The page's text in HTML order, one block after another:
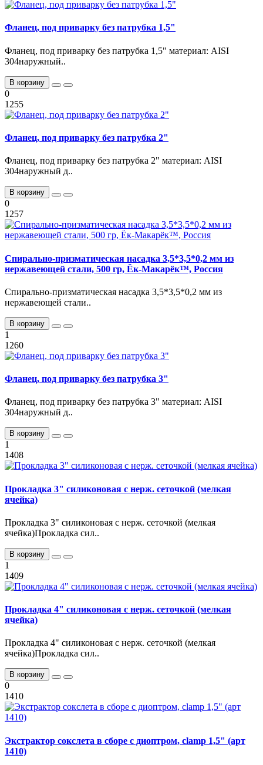
Фланец, под приварку без патрубка 1,5"
Фланец, под приварку без патрубка 1,5" материал: AISI
304наружный..
В корзину
0
1255
Фланец, под приварку без патрубка 2"
Фланец, под приварку без патрубка 2" материал: AISI
304наружный д..
В корзину
0
1257
Спирально-призматическая насадка 3,5*3,5*0,2 мм из
нержавеющей стали, 500 гр, Ёк-Макарёк™, Россия
Спирально-призматическая насадка 3,5*3,5*0,2 мм из
нержавеющей стали..
В корзину
1
1260
Фланец, под приварку без патрубка 3"
Фланец, под приварку без патрубка 3" материал: AISI
304наружный д..
В корзину
1
1408
Прокладка 3" силиконовая с нерж. сеточкой (мелкая
ячейка)
Прокладка 3" силиконовая с нерж. сеточкой (мелкая
ячейка)Прокладка сил..
В корзину
1
1409
Прокладка 4" силиконовая с нерж. сеточкой (мелкая
ячейка)
Прокладка 4" силиконовая с нерж. сеточкой (мелкая
ячейка)Прокладка сил..
В корзину
0
1410
Экстрактор сокслета в сборе с диоптром, clamp 1,5" (арт
1410)